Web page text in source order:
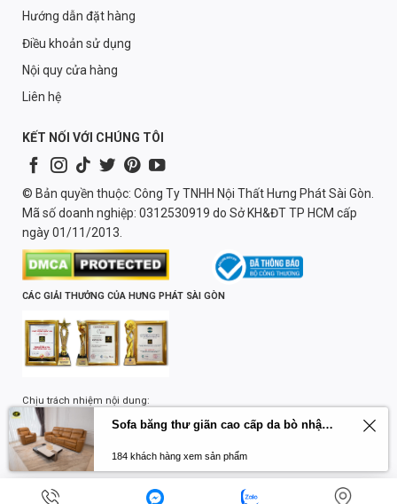
Hướng dẫn đặt hàng
Điều khoản sử dụng
Nội quy cửa hàng
Liên hệ
KẾT NỐI VỚI CHÚNG TÔI
© Bản quyền thuộc: Công Ty TNHH Nội Thất Hưng Phát Sài Gòn.
Mã số doanh nghiệp: 0312530919 do Sở KH&ĐT TP HCM cấp
ngày 01/11/2013.
CÁC GIẢI THƯỞNG CỦA HƯNG PHÁT SÀI GÒN
Chịu trách nhiệm nội dung:
Lương Quốc Trường
Sofa băng thư giãn cao cấp da bò nhập khẩu Primo U70797HM
184 khách hàng xem sản phẩm